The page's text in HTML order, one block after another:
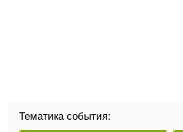
Тематика события: